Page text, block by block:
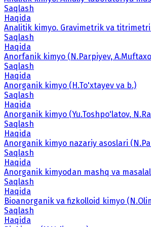
Saqlash
Haqida
Analitik kimyo. Gravimetrik va
Saqlash
Haqida
Anorfanik kimyo (N.Parpiyev,
Saqlash
Haqida
Anorganik kimyo (H.To'xtayev va b.)
Saqlash
Haqida
Anorganik kimyo (Yu.Toshpo'latov,
Saqlash
Haqida
Anorganik kimyo nazariy asoslari
Saqlash
Haqida
Anorganik kimyodan mashq va
Saqlash
Haqida
Bioanorganik va fizkolloid kimyo
Saqlash
Haqida